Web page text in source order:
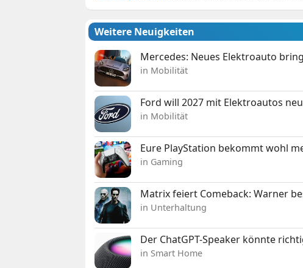
Weitere Neuigkeiten
Mercedes: Neues Elektroauto
in Mobilität
Ford will 2027 mit Elektroautos
in Mobilität
Eure PlayStation bekommt wohl
in Gaming
Matrix feiert Comeback: Warner
in Unterhaltung
Der ChatGPT-Speaker könnte
in Smart Home